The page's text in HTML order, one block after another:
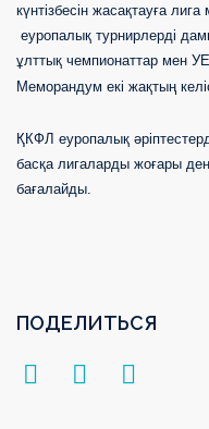
күнтізбесін жасақтауға
еуропалық турнирлерді
ұлттық чемпионаттар мен
Меморандум екі жақтың
ҚКФЛ еуропалық
басқа лигаларды жоғары
бағалайды.
ПОДЕЛИТЬСЯ